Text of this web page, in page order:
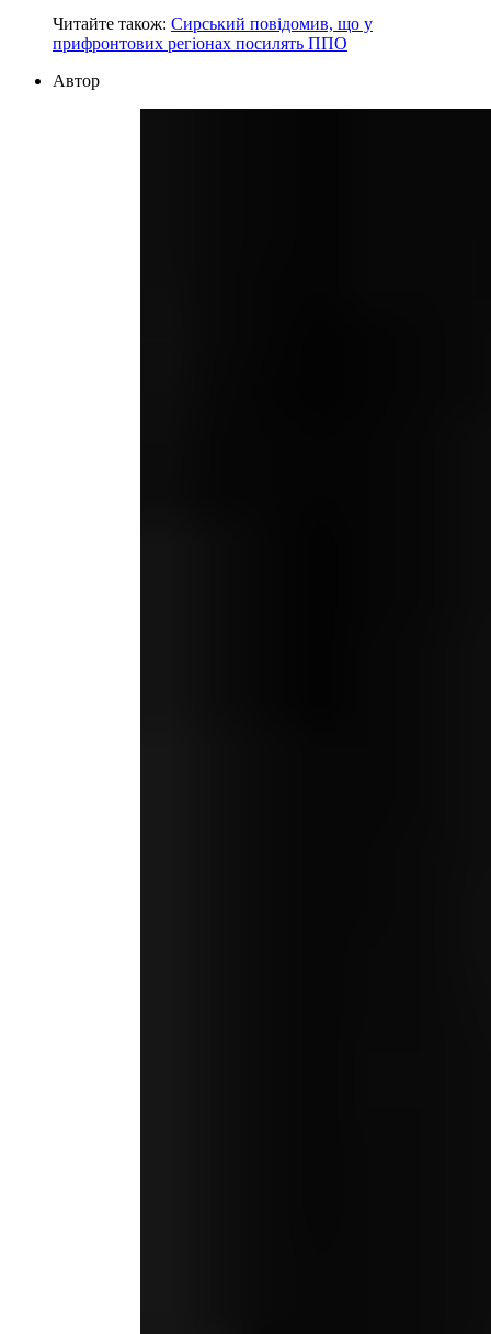
Читайте також: Сирський повідомив, що у
прифронтових регіонах посилять ППО
Автор